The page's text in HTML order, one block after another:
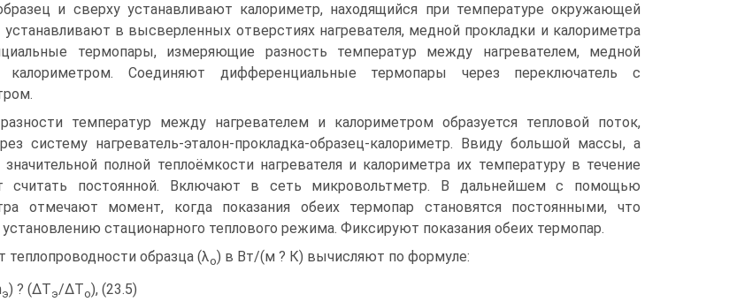
и сверху устанавливают калориметр, находящийся при температуре окружающей
в высверленных отверстиях нагревателя, медной прокладки и калориметра
термопары, измеряющие разность температур между нагревателем, медной
калориметром. Соединяют дифференциальные термопары через переключатель с
температур между нагревателем и калориметром образуется тепловой поток,
систему нагреватель-эталон-прокладка-образец-калориметр. Ввиду большой массы, а
значительной полной теплоёмкости нагревателя и калориметра их температуру в течение
считать постоянной. Включают в сеть микровольтметр. В дальнейшем с помощью
отмечают момент, когда показания обеих термопар становятся постоянными, что
стационарного теплового режима. Фиксируют показания обеих термопар.
образца (λо) в Вт/(м ? К) вычисляют по формуле:
э) ? (ΔТэ/ΔТо), (23.5)